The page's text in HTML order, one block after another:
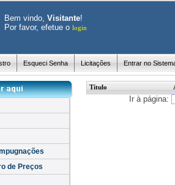
Bem vindo, Visitante!
Por favor, efetue o login
Esqueci Senha Licitações Entrar no
de Preços
Título
Ir à página: